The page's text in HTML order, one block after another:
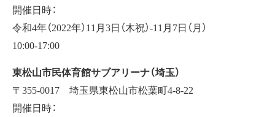
開催日時：
令和4年（2022年）11月3日（木祝）-11月7日（月）
10:00-17:00
東松山市民体育館サブアリーナ（埼玉）
〒355-0017 埼玉県東松山市松葉町4-8-22
開催日時：